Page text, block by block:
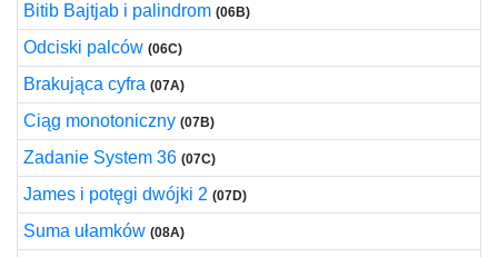
Bitib Bajtjab i palindrom (06B)
Odciski palców (06C)
Brakująca cyfra (07A)
Ciąg monotoniczny (07B)
Zadanie System 36 (07C)
James i potęgi dwójki 2 (07D)
Suma ułamków (08A)